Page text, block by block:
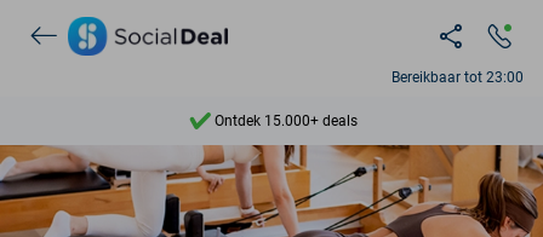
Bereikbaar tot 23:00
Ontdek 15.000+ deals
7 dagen per week beschikbaar
10+ miljoen leden